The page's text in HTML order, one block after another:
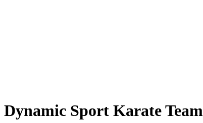
Dynamic Sport Karate Team